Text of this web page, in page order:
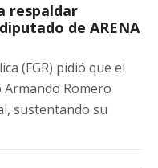
respaldar
de ARENA
(FGR) pidió que el
Armando Romero
sustentando su